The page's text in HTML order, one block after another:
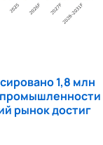
1,8 млн
промышленности
рынок достиг